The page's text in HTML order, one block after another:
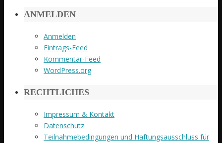
ANMELDEN
Anmelden
Eintrags-Feed
Kommentar-Feed
WordPress.org
RECHTLICHES
Impressum & Kontakt
Datenschutz
Teilnahmebedingungen und Haftungsausschluss für